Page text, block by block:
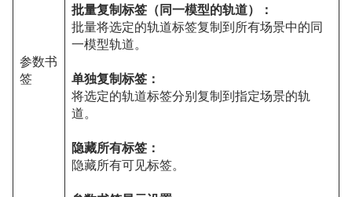
参数书
签
批量复制标签（同一模型的轨道）：
批量将选定的轨道标签复制到所有场景中的同
一模型轨道。
单独复制标签：
将选定的轨道标签分别复制到指定场景的轨
道。
隐藏所有标签：
隐藏所有可见标签。